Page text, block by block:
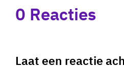
0 Reacties
Laat een reactie